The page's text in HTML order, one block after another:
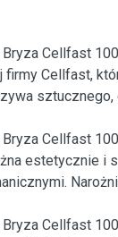
Cellfast
firmy Cellfast,
sztucznego,
Cellfast
estetycznie i
Cellfast